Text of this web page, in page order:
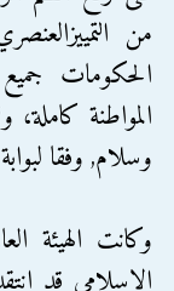
من
الحكومات
المواطنة
وسلام, وفقا
وكانت الهيئة